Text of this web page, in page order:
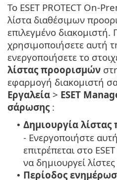
Το ESET PROTECT On-
λίστα διαθέσιμων
επιλεγμένο διακομιστή.
χρησιμοποιήσετε αυτή
ενεργοποιήσετε το
λίστας προορισμών
εφαρμογή διακομιστή
Εργαλεία > ESET
σάρωσης :
• Δημιουργία
- Ενεργοποιήστε
επιτρέπεται στο
να δημιουργεί
• Περίοδος